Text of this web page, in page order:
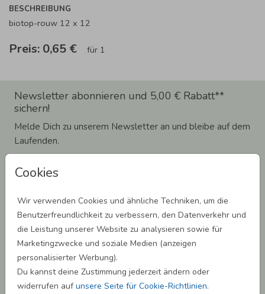
Cookies
Wir verwenden Cookies und ähnliche Techniken, um die
Benutzerfreundlichkeit zu verbessern, den Datenverkehr und
die Leistung unserer Website zu analysieren sowie für
Marketingzwecke und soziale Medien (anzeigen
personalisierter Werbung).
Du kannst deine Zustimmung jederzeit ändern oder
widerrufen aufunsere Seite für Cookie-Richtlinien.
BESCHREIBUNG
biotop-rouw 12 x 12
Preis: 0,65 € für 1
Newsletter abonnieren und 5,00 € Rabatt**
sichern!
Melde Dich zu unserem Newsletter an und bleibe auf dem
Laufenden.
Einwilligung zur Datennutzung für Marketingzwecke: Hiermit willigst Du ein,
dass wir Dich mit neuesten Informationen aus unserem Angebot informieren
können. Dies umfasst den Versand unseres Newsletters. Zudem können wir Dir
Produktinformationen zu Deinen Interessen auf anderen Plattformen wie
Facebook und Google anzeigen. Um Dir diesen Service anbieten zu können,
nutzen wir Deine personenbezogenen Daten und teilen diese auch mit Dritten,
wenn erforderlich. Du kannst diese Einwilligung jederzeit widerrufen. Weitere
Informationen erhätst Du in unserer Datenschutzerklärung.